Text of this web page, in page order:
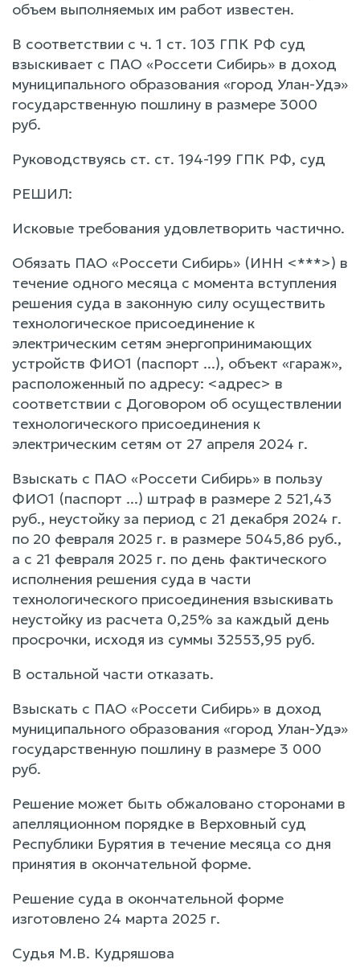
объем выполняемых им работ известен.
В соответствии с ч. 1 ст. 103 ГПК РФ суд
взыскивает с ПАО «Россети Сибирь» в доход
муниципального образования «город Улан-Удэ»
государственную пошлину в размере 3000
руб.
Руководствуясь ст. ст. 194-199 ГПК РФ, суд
РЕШИЛ:
Исковые требования удовлетворить частично.
Обязать ПАО «Россети Сибирь» (ИНН <***>) в
течение одного месяца с момента вступления
решения суда в законную силу осуществить
технологическое присоединение к
электрическим сетям энергопринимающих
устройств ФИО1 (паспорт ...), объект «гараж»,
расположенный по адресу: <адрес> в
соответствии с Договором об осуществлении
технологического присоединения к
электрическим сетям от 27 апреля 2024 г.
Взыскать с ПАО «Россети Сибирь» в пользу
ФИО1 (паспорт ...) штраф в размере 2 521,43
руб., неустойку за период с 21 декабря 2024 г.
по 20 февраля 2025 г. в размере 5045,86 руб.,
а с 21 февраля 2025 г. по день фактического
исполнения решения суда в части
технологического присоединения взыскивать
неустойку из расчета 0,25% за каждый день
просрочки, исходя из суммы 32553,95 руб.
В остальной части отказать.
Взыскать с ПАО «Россети Сибирь» в доход
муниципального образования «город Улан-Удэ»
государственную пошлину в размере 3 000
руб.
Решение может быть обжаловано сторонами в
апелляционном порядке в Верховный суд
Республики Бурятия в течение месяца со дня
принятия в окончательной форме.
Решение суда в окончательной форме
изготовлено 24 марта 2025 г.
Судья М.В. Кудряшова